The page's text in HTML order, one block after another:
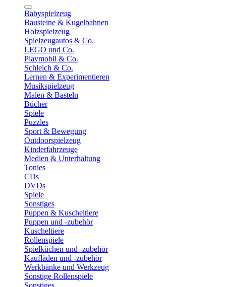
Babyspielzeug
Bausteine & Kugelbahnen
Holzspielzeug
Spielzeugautos & Co.
LEGO und Co.
Playmobil & Co.
Schleich & Co.
Lernen & Experimentieren
Musikspielzeug
Malen & Basteln
Bücher
Spiele
Puzzles
Sport & Bewegung
Outdoorspielzeug
Kinderfahrzeuge
Medien & Unterhaltung
Tonies
CDs
DVDs
Spiele
Sonstiges
Puppen & Kuscheltiere
Puppen und -zubehör
Kuscheltiere
Rollenspiele
Spielküchen und -zubehör
Kaufläden und -zubehör
Werkbänke und Werkzeug
Sonstige Rollenspiele
Sonstiges